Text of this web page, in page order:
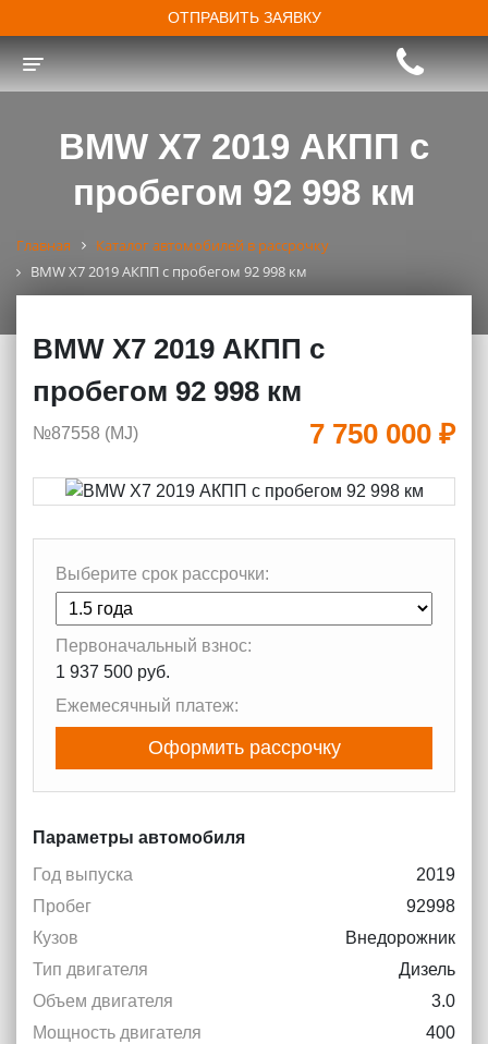
ОТПРАВИТЬ ЗАЯВКУ
BMW X7 2019 АКПП с
пробегом 92 998 км
Главная
Каталог автомобилей в рассрочку
BMW X7 2019 АКПП с пробегом 92 998 км
BMW X7 2019 АКПП с
пробегом 92 998 км
№87558 (МJ) 7 750 000 ₽
Выберите срок рассрочки:
Первоначальный взнос:
1 937 500 руб.
Ежемесячный платеж:
Оформить рассрочку
Параметры автомобиля
Год выпуска
2019
Пробег
92998
Кузов
Внедорожник
Тип двигателя
Дизель
Объем двигателя
3.0
Мощность двигателя
400